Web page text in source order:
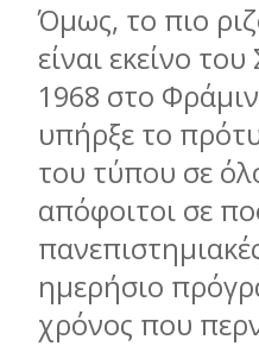
Όµως, το πιο
είναι εκείνο
1968 στο
υπήρξε το
του τύπου σε
απόφοιτοι σε
ηµερήσιο
χρόνος που